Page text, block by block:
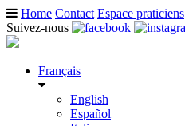
Home Contact Espace praticiens
Suivez-nous
Français
English
Español